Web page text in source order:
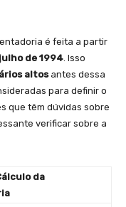
é feita a partir
julho de 1994. Isso
altosantes dessa
para definir o
que têm dúvidas sobre
verificar sobre a
da